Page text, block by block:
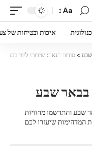
Aa
איכות ובטיחות של
שבע > סודות הנאה: שירותי ליווי בבאר
בבאר שבע
שבע והתרשמו מחוויות
המדהימות שיעזרו לכם